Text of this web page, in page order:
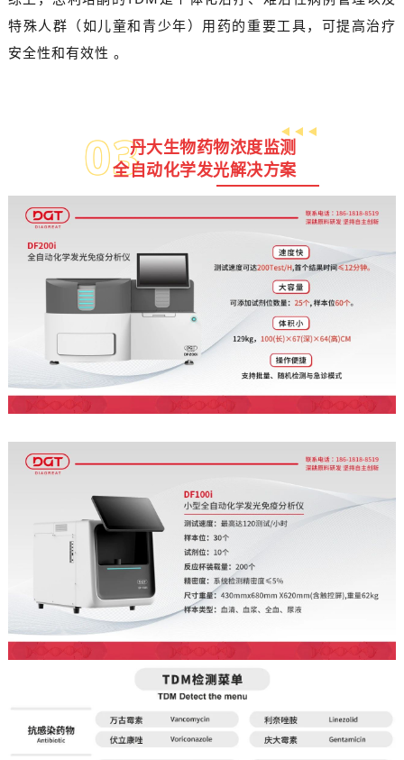
特殊人群（如儿童和青少年）用药的重要工具，可提高治疗
安全性和有效性 。
03丹大生物药物浓度监测
全自动化学发光解决方案